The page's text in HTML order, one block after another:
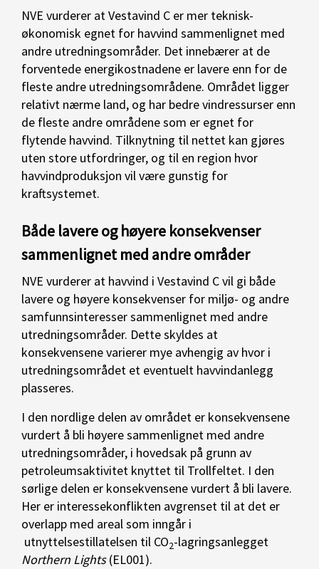
NVE vurderer at Vestavind C er mer teknisk-
økonomisk egnet for havvind sammenlignet med
andre utredningsområder. Det innebærer at de
forventede energikostnadene er lavere enn for de
fleste andre utredningsområdene. Området ligger
relativt nærme land, og har bedre vindressurser enn
de fleste andre områdene som er egnet for
flytende havvind. Tilknytning til nettet kan gjøres
uten store utfordringer, og til en region hvor
havvindproduksjon vil være gunstig for
kraftsystemet.
Både lavere og høyere konsekvenser
sammenlignet med andre områder
NVE vurderer at havvind i Vestavind C vil gi både
lavere og høyere konsekvenser for miljø- og andre
samfunnsinteresser sammenlignet med andre
utredningsområder. Dette skyldes at
konsekvensene varierer mye avhengig av hvor i
utredningsområdet et eventuelt havvindanlegg
plasseres.
I den nordlige delen av området er konsekvensene
vurdert å bli høyere sammenlignet med andre
utredningsområder, i hovedsak på grunn av
petroleumsaktivitet knyttet til Trollfeltet. I den
sørlige delen er konsekvensene vurdert å bli lavere.
Her er interessekonflikten avgrenset til at det er
overlapp med areal som inngår i
utnyttelsestillatelsen til CO2-lagringsanlegget
Northern Lights(EL001).